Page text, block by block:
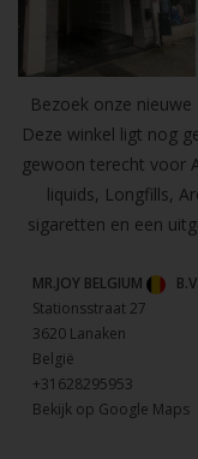
Bezoek onze nieuwe
Deze winkel ligt nog
gewoon terecht voor
liquids, Longfills,
sigaretten en een
MR.JOY BELGIUM
B.V
Stationsstraat 27
3620 Lanaken
België
+31628295953
Bekijk op Google Maps